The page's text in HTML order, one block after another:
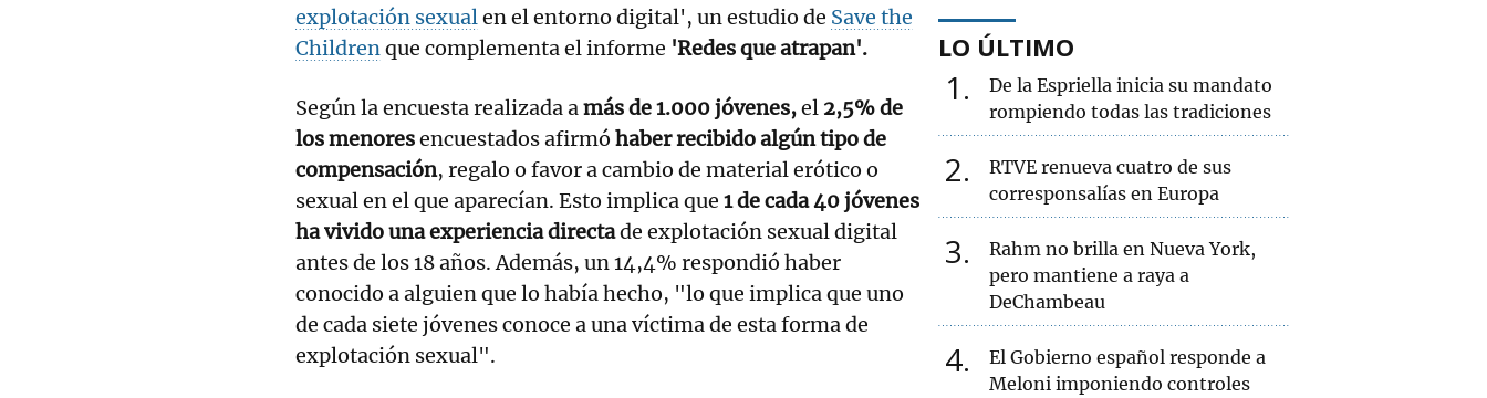
explotación sexualen el entorno digital', un estudio de Save the
Childrenque complementa el informe 'Redes que atrapan'.
Según la encuesta realizada amás de 1.000 jóvenes,el 2,5% de
los menoresencuestados afirmó haber recibido algún tipo de
compensación, regalo o favor a cambio de material erótico o
sexual en el que aparecían. Esto implica que 1 de cada 40 jóvenes
ha vivido una experiencia directade explotación sexual digital
antes de los 18 años. Además, un 14,4% respondió haber
conocido a alguien que lo había hecho, "lo que implica que uno
de cada siete jóvenes conoce a una víctima de esta forma de
explotación sexual".
LO ÚLTIMO
1
De la Espriella inicia su mandato
rompiendo todas las tradiciones
2
RTVE renueva cuatro de sus
corresponsalías en Europa
3
Rahm no brilla en Nueva York,
pero mantiene a raya a
DeChambeau
4
El Gobierno español responde a
Meloni imponiendo controles